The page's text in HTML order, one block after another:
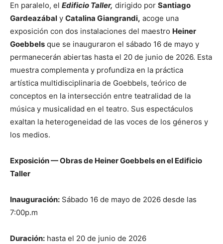
En paralelo, el Edificio Taller, dirigido por Santiago
Gardeazábal y Catalina Giangrandi, acoge una
exposición con dos instalaciones del maestro Heiner
Goebbels que se inauguraron el sábado 16 de mayo y
permanecerán abiertas hasta el 20 de junio de 2026. Esta
muestra complementa y profundiza en la práctica
artística multidisciplinaria de Goebbels, teórico de
conceptos en la intersección entre teatralidad de la
música y musicalidad en el teatro. Sus espectáculos
exaltan la heterogeneidad de las voces de los géneros y
los medios.
Exposición — Obras de Heiner Goebbels en el Edificio
Taller
Inauguración: Sábado 16 de mayo de 2026 desde las
7:00p.m
Duración: hasta el 20 de junio de 2026